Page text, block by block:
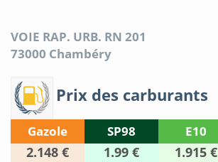
VOIE RAP. URB. RN 201
73000 Chambéry
Prix des carburants
Gazole SP98 E10
2.148 € 1.99 € 1.915 €